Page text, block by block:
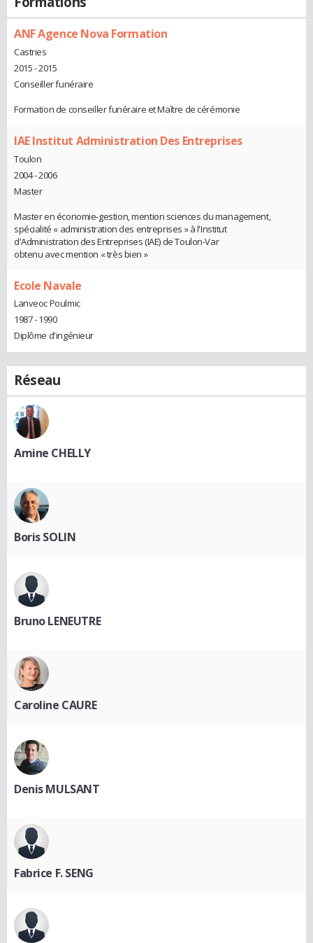
ANF Agence Nova Formation
Castries
2015 - 2015
Conseiller funéraire
Formation de conseiller funéraire et Maître de cérémonie
IAE Institut Administration Des Entreprises
Toulon
2004 - 2006
Master
Master en économie-gestion, mention sciences du management,
spécialité « administration des entreprises » à l'Institut
d'Administration des Entreprises (IAE) de Toulon-Var
obtenu avec mention « très bien »
Ecole Navale
Lanveoc Poulmic
1987 - 1990
Diplôme d'ingénieur
Réseau
Amine CHELLY
Boris SOLIN
Bruno LENEUTRE
Caroline CAURE
Denis MULSANT
Fabrice F. SENG